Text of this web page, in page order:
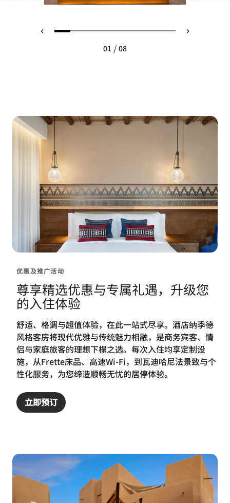
01 / 08
优惠及推广活动
尊享精选优惠与专属礼遇，升级您
的入住体验
舒适、格调与超值体验，在此一站式尽享。酒店纳季德
风格客房将现代优雅与传统魅力相融，是商务宾客、情
侣与家庭旅客的理想下榻之选。每次入住均享定制设
施，从Frette床品、高速Wi‑Fi，到瓦迪哈尼法景致与个
性化服务，为您缔造顺畅无忧的居停体验。
立即预订